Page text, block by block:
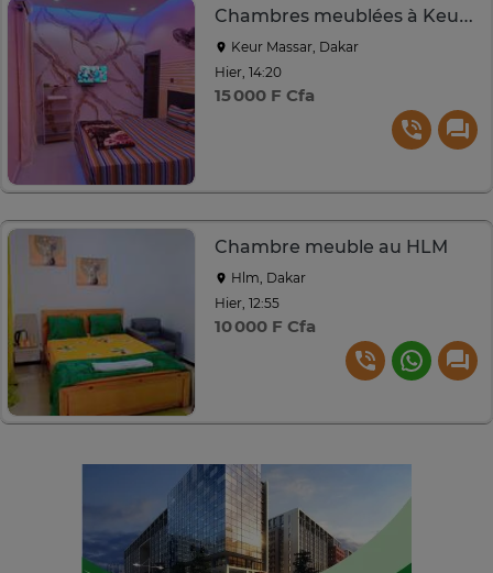
Chambres meublées à Keur Massar
Keur Massar, Dakar
Hier, 14:20
15 000 F Cfa
Chambre meuble au HLM
Hlm, Dakar
Hier, 12:55
10 000 F Cfa